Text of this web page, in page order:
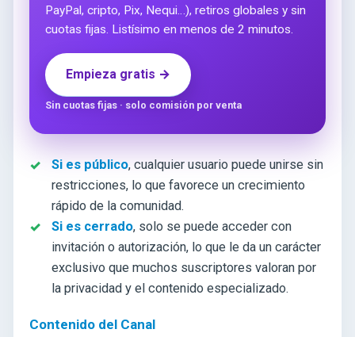
PayPal, cripto, Pix, Nequi…), retiros globales y sin
cuotas fijas. Listísimo en menos de 2 minutos.
Empieza gratis →
Sin cuotas fijas · solo comisión por venta
Si es público, cualquier usuario puede unirse sin
restricciones, lo que favorece un crecimiento
rápido de la comunidad.
Si es cerrado, solo se puede acceder con
invitación o autorización, lo que le da un carácter
exclusivo que muchos suscriptores valoran por
la privacidad y el contenido especializado.
Contenido del Canal